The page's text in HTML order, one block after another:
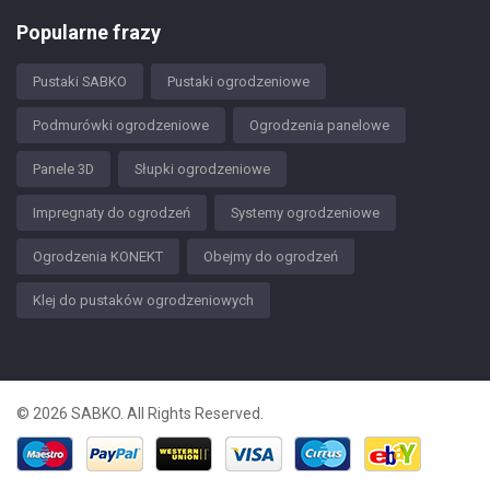
Popularne frazy
Pustaki SABKO Pustaki ogrodzeniowe
Podmurówki ogrodzeniowe Ogrodzenia panelowe
Panele 3D Słupki ogrodzeniowe
Impregnaty do ogrodzeń Systemy ogrodzeniowe
Ogrodzenia KONEKT Obejmy do ogrodzeń
Klej do pustaków ogrodzeniowych
© 2026 SABKO. All Rights Reserved.